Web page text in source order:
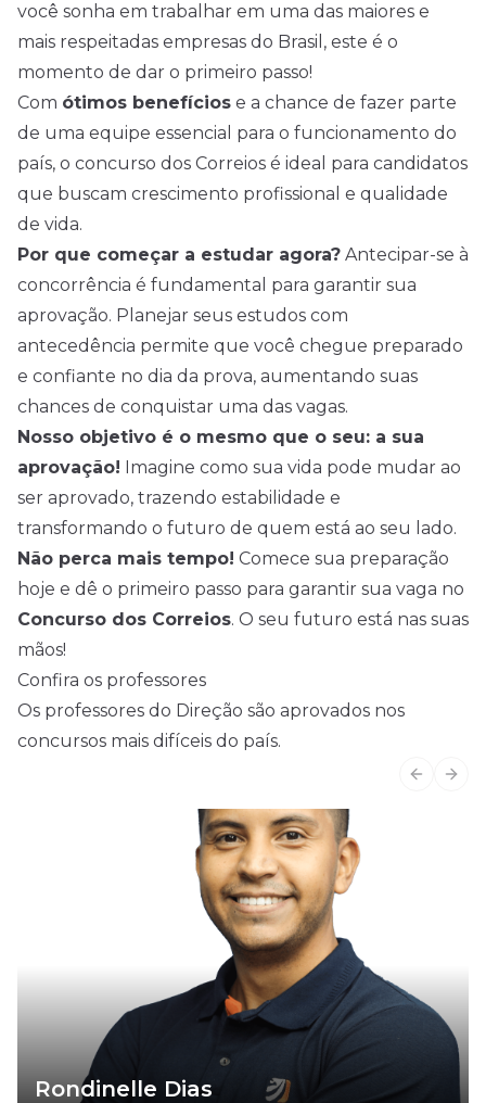
você sonha em trabalhar em uma das maiores e
mais respeitadas empresas do Brasil, este é o
momento de dar o primeiro passo!
Com ótimos benefícios e a chance de fazer parte
de uma equipe essencial para o funcionamento do
país, o concurso dos Correios é ideal para candidatos
que buscam crescimento profissional e qualidade
de vida.
Por que começar a estudar agora? Antecipar-se à
concorrência é fundamental para garantir sua
aprovação. Planejar seus estudos com
antecedência permite que você chegue preparado
e confiante no dia da prova, aumentando suas
chances de conquistar uma das vagas.
Nosso objetivo é o mesmo que o seu: a sua
aprovação! Imagine como sua vida pode mudar ao
ser aprovado, trazendo estabilidade e
transformando o futuro de quem está ao seu lado.
Não perca mais tempo! Comece sua preparação
hoje e dê o primeiro passo para garantir sua vaga no
Concurso dos Correios. O seu futuro está nas suas
mãos!
Confira os professores
Os professores do Direção são aprovados nos
concursos mais difíceis do país.
Rondinelle Dias